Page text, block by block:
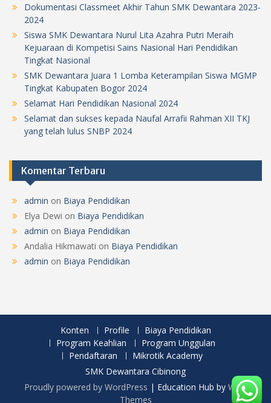
Dokumentasi Classmeet Akhir Tahun SMK Dewantara 2023-
2024
Siswa SMK Dewantara Nurul Lita Azahra Putri Meraih
Kejuaraan di Kompetisi Sains Nasional Hari Pendidikan
Tingkat Nasional
SMK Dewantara Juara 1 Lomba Keterampilan Siswa MGMP
Tingkat Kabupaten Bogor 2024
Selamat Hari Pendidikan Nasional 2024
Selamat dan sukses kepada Naufal Arrafii Rahman XII TKJ
yang telah lulus SNBP 2024
Komentar Terbaru
admin on Biaya Pendidikan
Elya Dewi on Biaya Pendidikan
admin on Biaya Pendidikan
Andalia Hikmawati on Biaya Pendidikan
admin on Biaya Pendidikan
Konten Profile
Biaya Pendidikan
Program Keahlian
Program Unggulan
Pendaftaran
Mikrotik Academy
SMK Dewantara Cibinong
Proudly powered by WordPress | Education Hub by WEN
Themes